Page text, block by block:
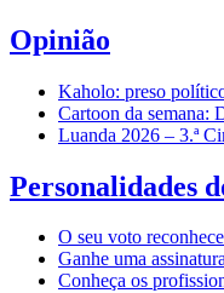
Opinião
Kaholo: preso
Cartoon da semana:
Luanda 2026 – 3.ª
Personalidades
O seu voto
Ganhe uma
Conheça os